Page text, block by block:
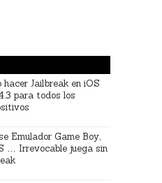
hacer Jailbreak en iOS
para todos los
Emulador Game Boy,
… Irrevocable juega sin